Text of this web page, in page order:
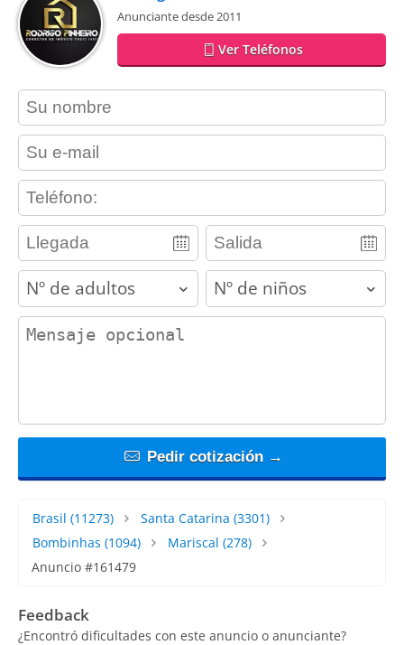
Anunciante desde 2011
Ver Teléfonos
contact_name
contact_email
contact_phone
adults children
contact_message
Pedir cotización →
Brasil (11273) Santa Catarina (3301)
Bombinhas (1094) Mariscal (278)
Anuncio #161479
Feedback
¿Encontró dificultades con este anuncio o anunciante?